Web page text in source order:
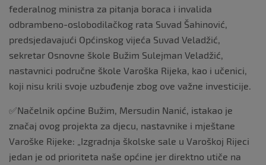
federalnog ministra za pitanja boraca i invalida
odbrambeno-oslobodilačkog rata Suvad Šahinović,
predsjedavajući Općinskog vijeća Suvad Veladžić,
sekretar Osnovne škole Bužim Sulejman Veladžić,
nastavnici područne škole Varoška Rijeka, kao i učenici,
koji nisu krili svoje uzbuđenje zbog ove važne investicije.
✅Načelnik općine Bužim, Mersudin Nanić, istakao je
značaj ovog projekta za djecu, nastavnike i mještane
Varoške Rijeke: „Izgradnja školske sale u Varoškoj Rijeci
jedan je od prioriteta naše općine jer direktno utiče na